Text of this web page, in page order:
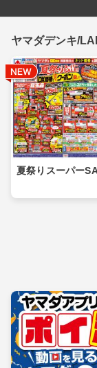
ヤマダデンキ/
夏祭りスーパー